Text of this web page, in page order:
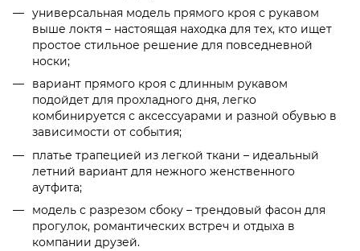
универсальная модель прямого кроя с рукавом
выше локтя – настоящая находка для тех, кто ищет
простое стильное решение для повседневной
носки;
вариант прямого кроя с длинным рукавом
подойдет для прохладного дня, легко
комбинируется с аксессуарами и разной обувью в
зависимости от события;
платье трапецией из легкой ткани – идеальный
летний вариант для нежного женственного
аутфита;
модель с разрезом сбоку – трендовый фасон для
прогулок, романтических встреч и отдыха в
компании друзей.